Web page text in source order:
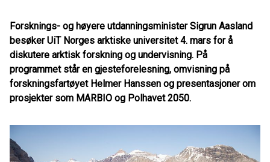
Forsknings- og høyere utdanningsminister Sigrun Aasland
besøker UiT Norges arktiske universitet 4. mars for å
diskutere arktisk forskning og undervisning. På
programmet står en gjesteforelesning, omvisning på
forskningsfartøyet Helmer Hanssen og presentasjoner om
prosjekter som MARBIO og Polhavet 2050.